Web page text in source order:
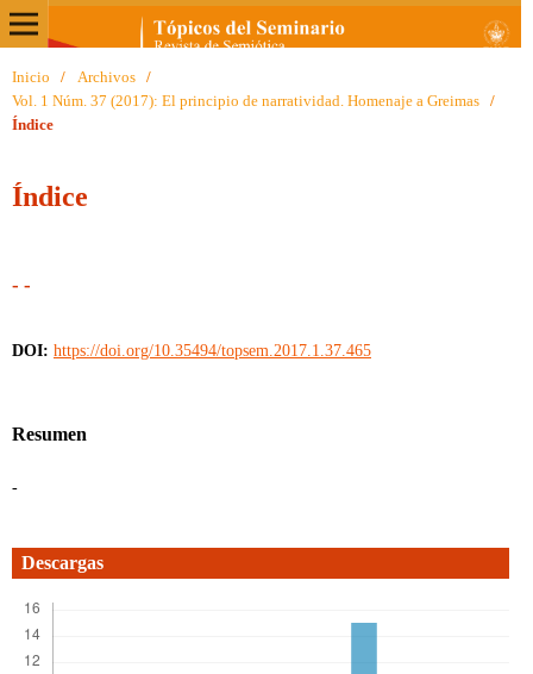
Inicio / Archivos
/
Vol. 1 Núm. 37 (2017): El principio de narratividad. Homenaje a Greimas
/
Índice
Índice
- -
DOI: https://doi.org/10.35494/topsem.2017.1.37.465
Resumen
-
Descargas